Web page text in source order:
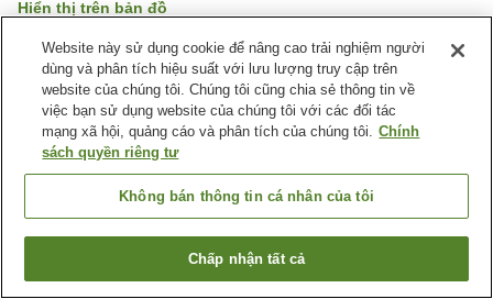
Hiển thị trên bản đồ
Tuyệt vời Đánh giá: 254lượt
Tiện nghi chỗ nghỉ
Wi-Fi
Suối nước nóng trong nhà
Bể sục
Trang chủ Nhật Bản Tỉnh Hyogo
Thành phố Toyo'oka
Kinosaki Onsen Onishiya Suishoen
Tìm phòng trống
Website này sử dụng cookie để nâng cao trải nghiệm người
dùng và phân tích hiệu suất với lưu lượng truy cập trên
website của chúng tôi. Chúng tôi cũng chia sẻ thông tin về
việc bạn sử dụng website của chúng tôi với các đối tác
mạng xã hội, quảng cáo và phân tích của chúng tôi. Chính
sách quyền riêng tư
Không bán thông tin cá nhân của tôi
Chấp nhận tất cả